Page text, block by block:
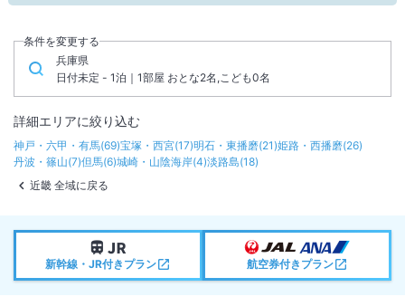
条件を変更する
兵庫県
日付未定 - 1泊｜1部屋 おとな2名,こども0名
詳細エリアに絞り込む
神戸・六甲・有馬(69)宝塚・西宮(17)明石・東播磨(21)姫路・西播磨(26)
丹波・篠山(7)但馬(6)城崎・山陰海岸(4)淡路島(18)
近畿 全域に戻る
新幹線・JR付きプラン 航空券付きプラン